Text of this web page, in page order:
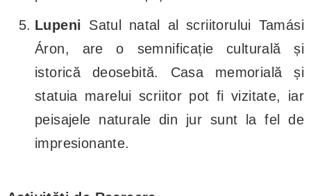
Lupeni Satul natal al scriitorului Tamási
Áron, are o semnificație culturală și
istorică deosebită. Casa memorială și
statuia marelui scriitor pot fi vizitate, iar
peisajele naturale din jur sunt la fel de
impresionante.